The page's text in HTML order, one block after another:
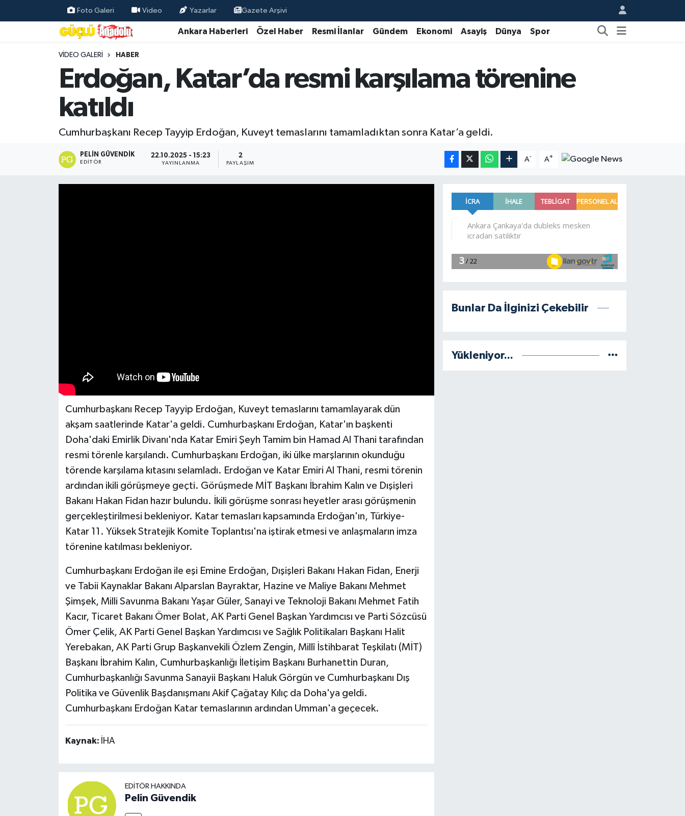
Foto Galeri Video Yazarlar Gazete Arşivi
Ankara Haberleri Özel Haber Resmi İlanlar Gündem Ekonomi Asayiş Dünya Spor
VIDEO GALERI HABER
Erdoğan, Katar’da resmi karşılama törenine
katıldı
Cumhurbaşkanı Recep Tayyip Erdoğan, Kuveyt temaslarını tamamladıktan sonra Katar’a geldi.
PELIN GÜVENDIK
EDITÖR
22.10.2025 - 15:23
YAYINLANMA
2
PAYLAŞIM
A- A+
Cumhurbaşkanı Recep Tayyip Erdoğan, Kuveyt temaslarını tamamlayarak dün
akşam saatlerinde Katar'a geldi. Cumhurbaşkanı Erdoğan, Katar'ın başkenti
Doha'daki Emirlik Divanı'nda Katar Emiri Şeyh Tamim bin Hamad Al Thani tarafından
resmi törenle karşılandı. Cumhurbaşkanı Erdoğan, iki ülke marşlarının okunduğu
törende karşılama kıtasını selamladı. Erdoğan ve Katar Emiri Al Thani, resmi törenin
ardından ikili görüşmeye geçti. Görüşmede MİT Başkanı İbrahim Kalın ve Dışişleri
Bakanı Hakan Fidan hazır bulundu. İkili görüşme sonrası heyetler arası görüşmenin
gerçekleştirilmesi bekleniyor. Katar temasları kapsamında Erdoğan'ın, Türkiye-
Katar 11. Yüksek Stratejik Komite Toplantısı'na iştirak etmesi ve anlaşmaların imza
törenine katılması bekleniyor.
Cumhurbaşkanı Erdoğan ile eşi Emine Erdoğan, Dışişleri Bakanı Hakan Fidan, Enerji
ve Tabii Kaynaklar Bakanı Alparslan Bayraktar, Hazine ve Maliye Bakanı Mehmet
Şimşek, Milli Savunma Bakanı Yaşar Güler, Sanayi ve Teknoloji Bakanı Mehmet Fatih
Kacır, Ticaret Bakanı Ömer Bolat, AK Parti Genel Başkan Yardımcısı ve Parti Sözcüsü
Ömer Çelik, AK Parti Genel Başkan Yardımcısı ve Sağlık Politikaları Başkanı Halit
Yerebakan, AK Parti Grup Başkanvekili Özlem Zengin, Millî İstihbarat Teşkilatı (MİT)
Başkanı İbrahim Kalın, Cumhurbaşkanlığı İletişim Başkanı Burhanettin Duran,
Cumhurbaşkanlığı Savunma Sanayii Başkanı Haluk Görgün ve Cumhurbaşkanı Dış
Politika ve Güvenlik Başdanışmanı Akif Çağatay Kılıç da Doha'ya geldi.
Cumhurbaşkanı Erdoğan Katar temaslarının ardından Umman'a geçecek.
Kaynak: İHA
EDITÖR HAKKINDA
Pelin Güvendik
Bunlar Da İlginizi Çekebilir
Yükleniyor...
Özel Haber
Resmi İlanlar
Ekonomi
Kültür Sanat
Televizyon